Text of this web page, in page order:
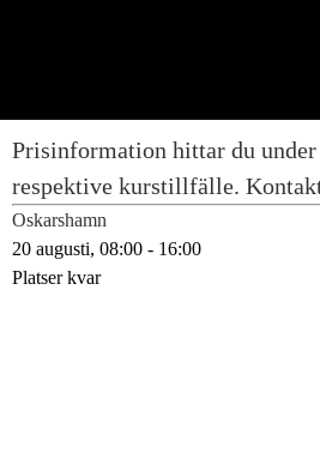
Oskarshamn
20 augusti, 08:00 - 16:00
Platser kvar